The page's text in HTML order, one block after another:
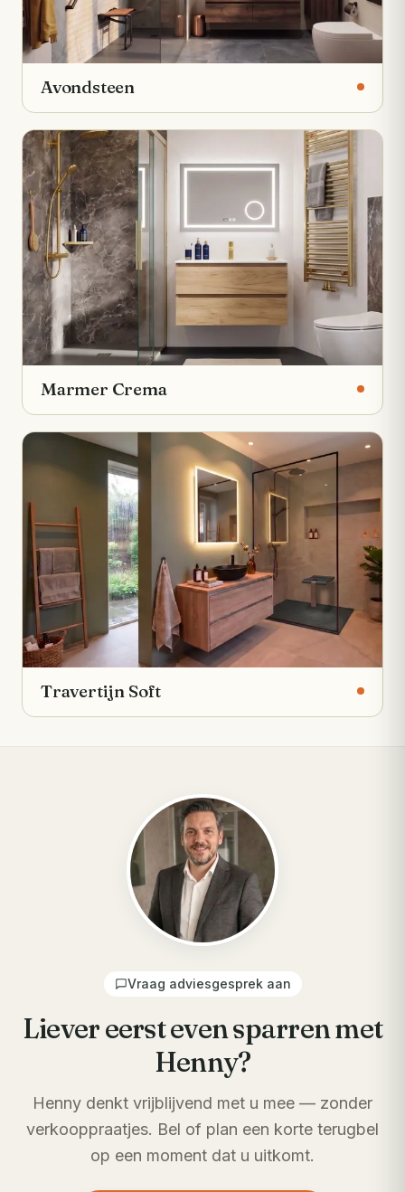
Avondsteen
Marmer Crema
Travertijn Soft
Vraag adviesgesprek aan
Liever eerst even sparren met
Henny?
Henny denkt vrijblijvend met u mee — zonder
verkooppraatjes. Bel of plan een korte terugbel
op een moment dat u uitkomt.